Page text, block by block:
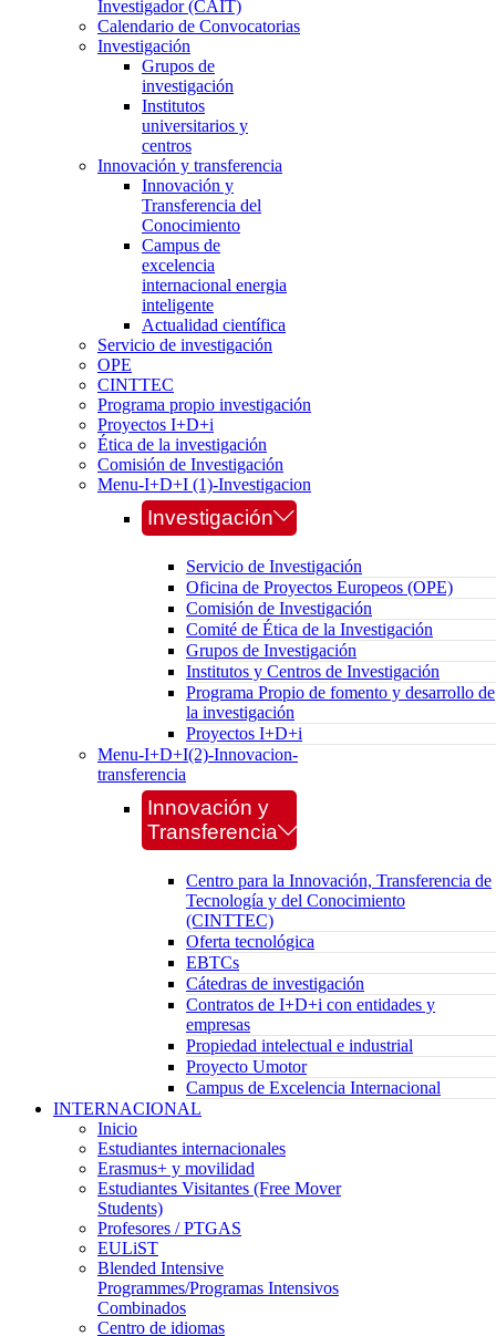
Investigador (CAIT)
Calendario de Convocatorias
Investigación
Grupos de
investigación
Institutos
universitarios y
centros
Innovación y transferencia
Innovación y
Transferencia del
Conocimiento
Campus de
excelencia
internacional energia
inteligente
Actualidad científica
Servicio de investigación
OPE
CINTTEC
Programa propio investigación
Proyectos I+D+i
Ética de la investigación
Comisión de Investigación
Menu-I+D+I (1)-Investigacion
Investigación
Servicio de Investigación
Oficina de Proyectos Europeos (OPE)
Comisión de Investigación
Comité de Ética de la Investigación
Grupos de Investigación
Institutos y Centros de Investigación
Programa Propio de fomento y desarrollo de
la investigación
Proyectos I+D+i
Menu-I+D+I(2)-Innovacion-
transferencia
Innovación y
Transferencia
Centro para la Innovación, Transferencia de
Tecnología y del Conocimiento
(CINTTEC)
Oferta tecnológica
EBTCs
Cátedras de investigación
Contratos de I+D+i con entidades y
empresas
Propiedad intelectual e industrial
Proyecto Umotor
Campus de Excelencia Internacional
INTERNACIONAL
Inicio
Estudiantes internacionales
Erasmus+ y movilidad
Estudiantes Visitantes (Free Mover
Students)
Profesores / PTGAS
EULiST
Blended Intensive
Programmes/Programas Intensivos
Combinados
Centro de idiomas